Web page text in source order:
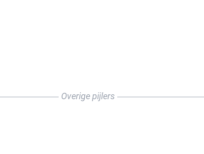
Overige pijlers